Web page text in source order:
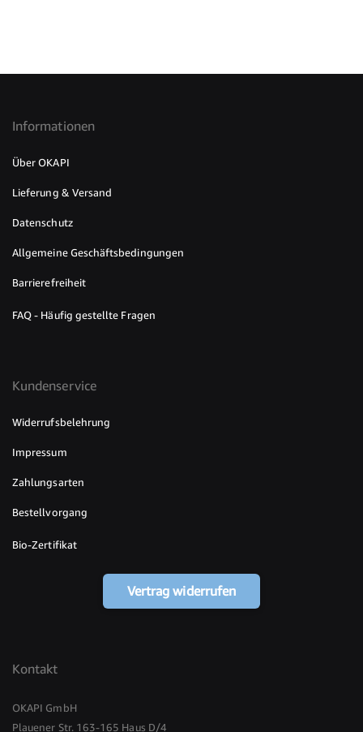
Informationen
Über OKAPI
Lieferung & Versand
Datenschutz
Allgemeine Geschäftsbedingungen
Barrierefreiheit
FAQ - Häufig gestellte Fragen
Kundenservice
Widerrufsbelehrung
Impressum
Zahlungsarten
Bestellvorgang
Bio-Zertifikat
Vertrag widerrufen
Kontakt
OKAPI GmbH
Plauener Str. 163-165 Haus D/4